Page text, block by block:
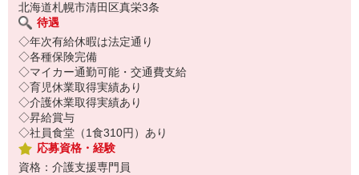
北海道札幌市清田区真栄3条
待遇
◇年次有給休暇は法定通り
◇各種保険完備
◇マイカー通勤可能・交通費支給
◇育児休業取得実績あり
◇介護休業取得実績あり
◇昇給賞与
◇社員食堂（1食310円）あり
応募資格・経験
資格：介護支援専門員